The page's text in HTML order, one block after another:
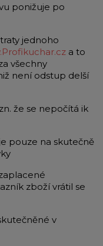
ponižuje po
jednoho
a to
všechny
není odstup delší
že se nepočítá ik
pouze na skutečně
zboží vrátil se
v